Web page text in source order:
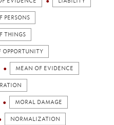
PERSONS
THINGS
OPPORTUNITY
MEAN OF EVIDENCE
MORAL DAMAGE
NORMALIZATION